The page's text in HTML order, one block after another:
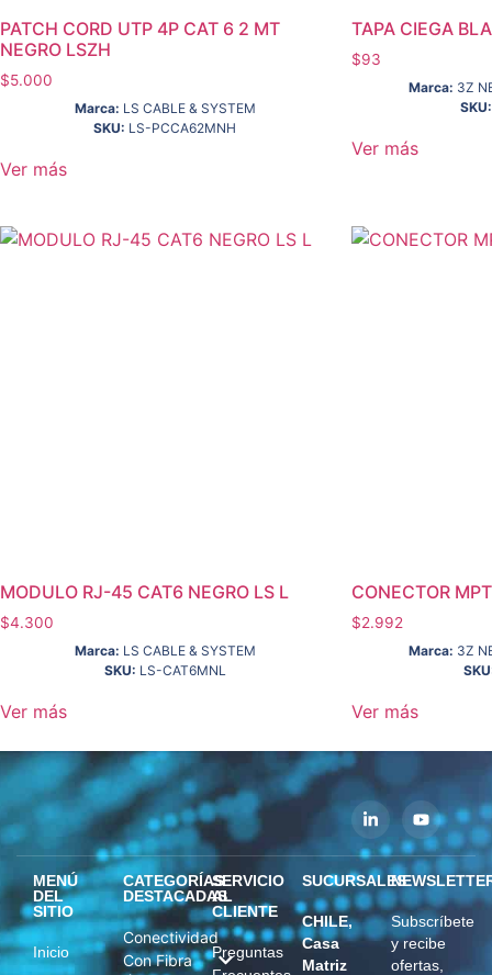
PATCH CORD UTP 4P CAT 6 2 MT
NEGRO LSZH
$5.000
Marca: LS CABLE & SYSTEM
SKU: LS-PCCA62MNH
Ver más
TAPA CIEGA
$93
Marca: 3Z
SKU:
Ver más
MODULO RJ-45 CAT6 NEGRO LS L
$4.300
Marca: LS CABLE & SYSTEM
SKU: LS-CAT6MNL
Ver más
CONECTOR
$2.992
Marca: 3Z
Ver más
MENÚ
DEL
SITIO
Inicio
CATEGORÍAS
DESTACADAS
Conectividad
Con Fibra
SERVICIO
AL
CLIENTE
Preguntas
SUCURSALES
CHILE,
Casa
Matriz
Subscríbete
y recibe
ofertas,